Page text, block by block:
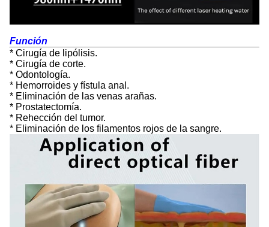
Función
* Cirugía de lipólisis.
* Cirugía de corte.
* Odontología.
* Hemorroides y fístula anal.
* Eliminación de las venas arañas.
* Prostatectomía.
* Rehección del tumor.
* Eliminación de los filamentos rojos de la sangre.